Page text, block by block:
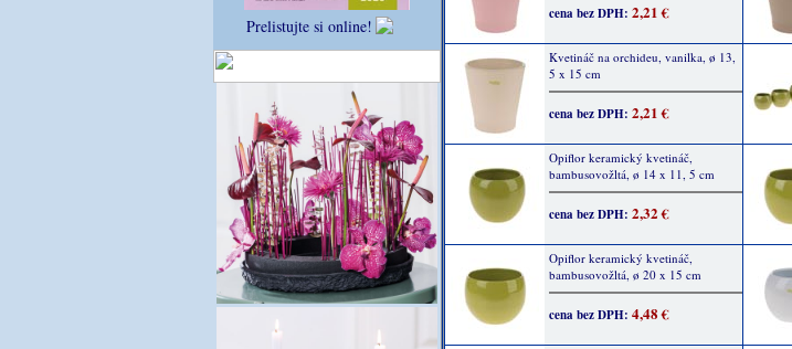
Prelistujte si online!
cena bez DPH: 2,21 €
Kvetináč na orchideu, vanilka, ø 13,
5 x 15 cm
cena bez DPH: 2,21 €
Opiflor keramický kvetináč,
bambusovožltá, ø 14 x 11, 5 cm
cena bez DPH: 2,32 €
Opiflor keramický kvetináč,
bambusovožltá, ø 20 x 15 cm
cena bez DPH: 4,48 €